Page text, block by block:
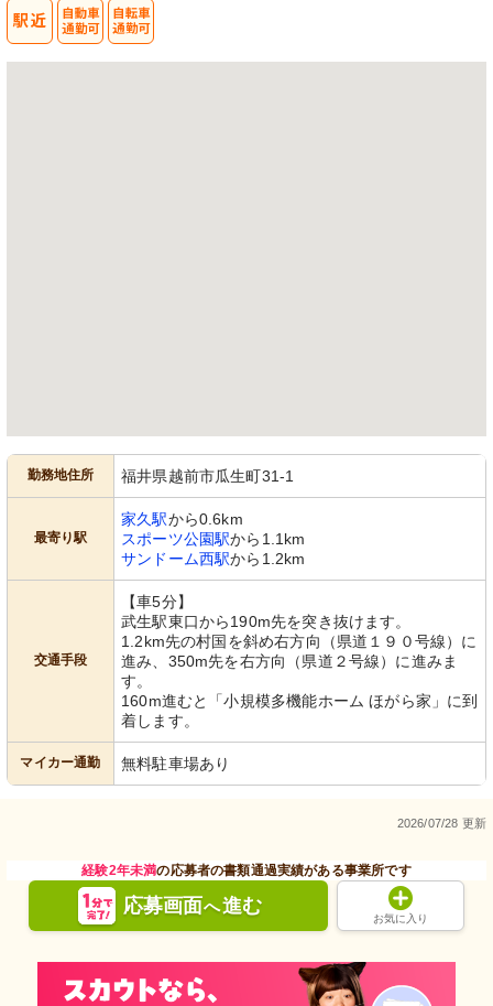
勤務地住所 福井県越前市瓜生町31-1
最寄り駅
家久駅から0.6km
スポーツ公園駅から1.1km
サンドーム西駅から1.2km
交通手段
【車5分】
武生駅東口から190m先を突き抜けます。
1.2km先の村国を斜め右方向（県道１９０号線）に
進み、350m先を右方向（県道２号線）に進みま
す。
160m進むと「小規模多機能ホーム ほがら家」に到
着します。
マイカー通勤 無料駐車場あり
2026/07/28 更新
経験2年未満の応募者の書類通過実績がある事業所です
応募画面へ進む
お気に入り